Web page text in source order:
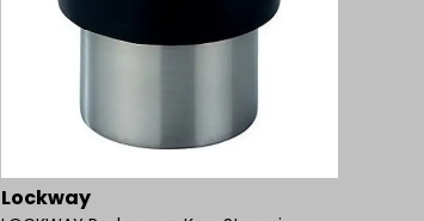
Lockway